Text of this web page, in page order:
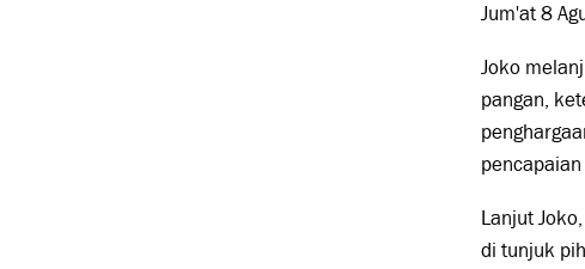
Jum'at 8
Joko
pangan,
Lanjut
di tunjuk